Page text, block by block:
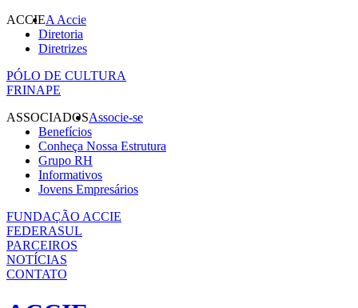
ACCIEA Accie
Diretoria
Diretrizes
PÓLO DE CULTURA
FRINAPE
ASSOCIADOSAssocie-se
Benefícios
Conheça Nossa Estrutura
Grupo RH
Informativos
Jovens Empresários
FUNDAÇÃO ACCIE
FEDERASUL
PARCEIROS
NOTÍCIAS
CONTATO